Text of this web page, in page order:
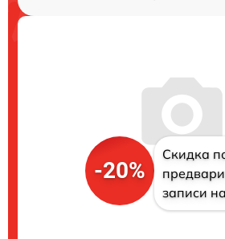
-20%
Скидка
записи